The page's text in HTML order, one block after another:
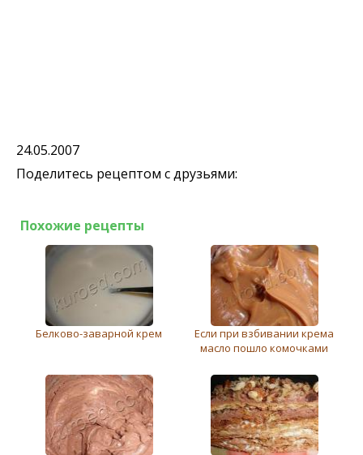
24.05.2007
Поделитесь рецептом с друзьями:
Похожие рецепты
Белково-заварной крем
Если при взбивании крема
масло пошло комочками